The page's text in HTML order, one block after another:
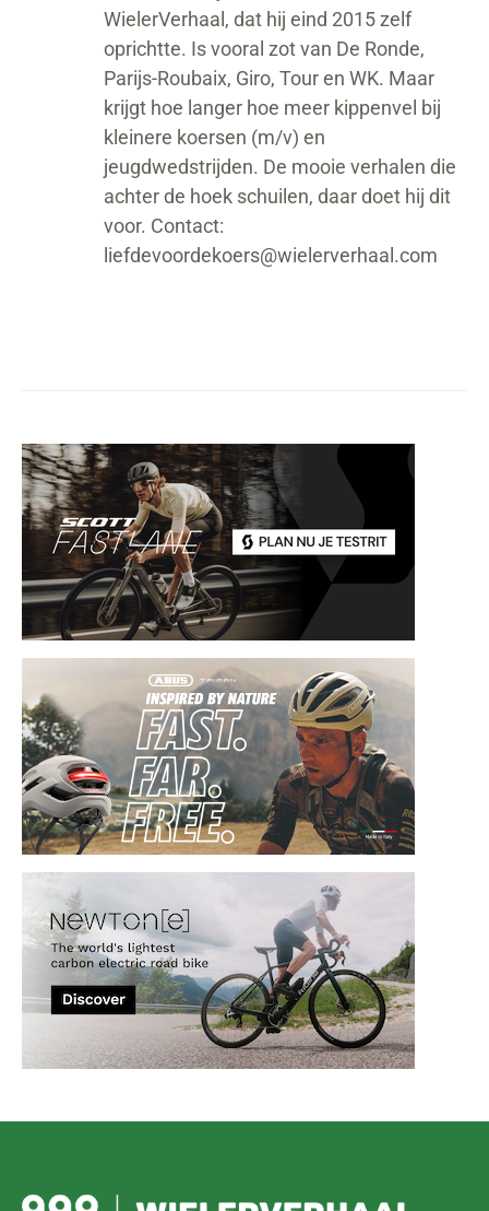
WielerVerhaal, dat hij eind 2015 zelf
oprichtte. Is vooral zot van De Ronde,
Parijs-Roubaix, Giro, Tour en WK. Maar
krijgt hoe langer hoe meer kippenvel bij
kleinere koersen (m/v) en
jeugdwedstrijden. De mooie verhalen die
achter de hoek schuilen, daar doet hij dit
voor. Contact:
liefdevoordekoers@wielerverhaal.com